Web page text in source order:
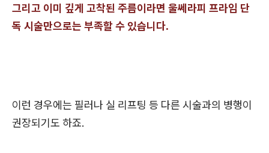
그리고 이미 깊게 고착된 주름이라면 울쎄라피 프라임 단
독 시술만으로는 부족할 수 있습니다.
이런 경우에는 필러나 실 리프팅 등 다른 시술과의 병행이
권장되기도 하죠.